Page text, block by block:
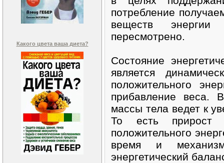
Какого цвета ваша диета?
потребление
веществ
пересмотрено.
Состояние
является
положительного
прибавление веса.
массы тела ведет к
То есть прирост
положительного
время и
энергетический